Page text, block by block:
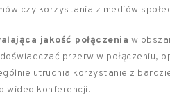
czy korzystania z mediów
jakość połączenia w
przerw w połączeniu,
utrudnia korzystanie z
wideo konferencji.